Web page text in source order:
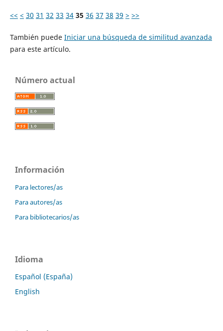
<< < 30 31 32 33 34 35 36 37 38 39 > >>
También puede Iniciar una búsqueda de similitud avanzada
para este artículo.
Número actual
Información
Para lectores/as
Para autores/as
Para bibliotecarios/as
Idioma
Español (España)
English